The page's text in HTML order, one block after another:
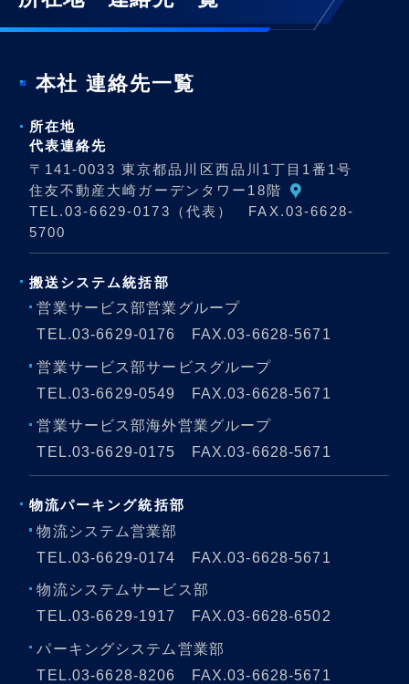
本社 連絡先一覧
所在地
代表連絡先
〒141-0033 東京都品川区西品川1丁目1番1号
住友不動産大崎ガーデンタワー18階
TEL.03-6629-0173 （代表） FAX.03-6628-
5700
搬送システム統括部
営業サービス部営業グループ
TEL.03-6629-0176 FAX.03-6628-5671
営業サービス部サービスグループ
TEL.03-6629-0549 FAX.03-6628-5671
営業サービス部海外営業グループ
TEL.03-6629-0175 FAX.03-6628-5671
物流パーキング統括部
物流システム営業部
TEL.03-6629-0174 FAX.03-6628-5671
物流システムサービス部
TEL.03-6629-1917
FAX.03-6628-6502
パーキングシステム営業部
TEL.03-6628-8206 FAX.03-6628-5671